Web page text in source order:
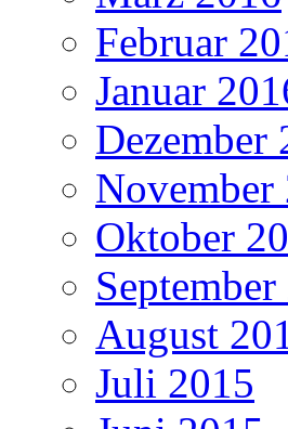
Februar
Januar
Dezember
November
Oktober
August
Juli 2015